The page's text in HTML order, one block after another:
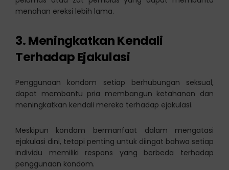
menahan ereksi lebih lama.
3. Meningkatkan Kendali
Terhadap Ejakulasi
Penggunaan kondom setiap berhubungan seksual,
dapat membantu pria membangun ketahanan dan
meningkatkan kendali mereka terhadap ejakulasi.
Meskipun kondom bermanfaat dalam mengatasi
ejakulasi dini, tetapi penting untuk diingat bahwa setiap
individu memiliki respons yang berbeda terhadap
penggunaan kondom.